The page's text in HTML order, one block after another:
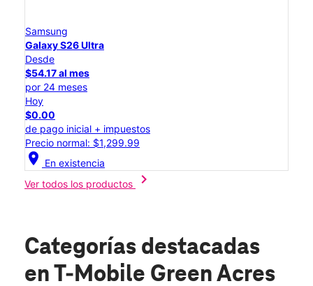
Samsung
Galaxy S26 Ultra
Desde
$54.17 al mes
por 24 meses
Hoy
$0.00
de pago inicial + impuestos
Precio normal: $1,299.99
location_on En existencia
Ver todos los productos
chevron_right
Categorías destacadas
en T-Mobile Green Acres